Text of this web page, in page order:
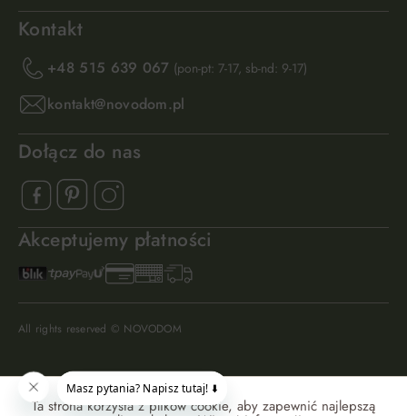
Kontakt
+48 515 639 067 (pon-pt: 7-17, sb-nd: 9-17)
kontakt@novodom.pl
Dołącz do nas
Akceptujemy płatności
All rights reserved © NOVODOM
Ta strona korzysta z plików cookie, aby zapewnić najlepszą